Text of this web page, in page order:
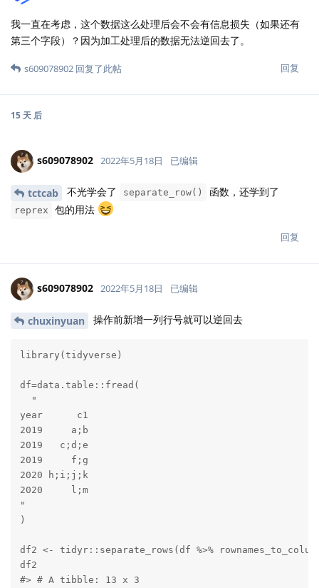
我一直在考虑，这个数据这么处理后会不会有信息损失（如果还有
第三个字段）？因为加工处理后的数据无法逆回去了。
回复
s609078902 回复了此帖
15 天 后
s609078902 2022年5月18日 已编辑
tctcab 不光学会了 separate_row() 函数，还学到了
reprex 包的用法
回复
s609078902 2022年5月18日 已编辑
chuxinyuan 操作前新增一列行号就可以逆回去
library(tidyverse)
df=data.table::fread(
  "
year      c1
2019     a;b
2019   c;d;e
2019     f;g
2020 h;i;j;k
2020     l;m
"
)
df2 <- tidyr::separate_rows(df %>%
df2
#> # A tibble: 13 x 3